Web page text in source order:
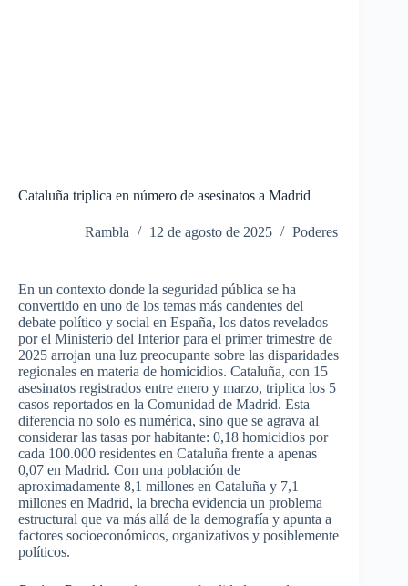
Cataluña triplica en número de asesinatos a Madrid
Rambla 12 de agosto de 2025 Poderes
En un contexto donde la seguridad pública se ha
convertido en uno de los temas más candentes del
debate político y social en España, los datos revelados
por el Ministerio del Interior para el primer trimestre de
2025 arrojan una luz preocupante sobre las disparidades
regionales en materia de homicidios. Cataluña, con 15
asesinatos registrados entre enero y marzo, triplica los 5
casos reportados en la Comunidad de Madrid. Esta
diferencia no solo es numérica, sino que se agrava al
considerar las tasas por habitante: 0,18 homicidios por
cada 100.000 residentes en Cataluña frente a apenas
0,07 en Madrid. Con una población de
aproximadamente 8,1 millones en Cataluña y 7,1
millones en Madrid, la brecha evidencia un problema
estructural que va más allá de la demografía y apunta a
factores socioeconómicos, organizativos y posiblemente
políticos.